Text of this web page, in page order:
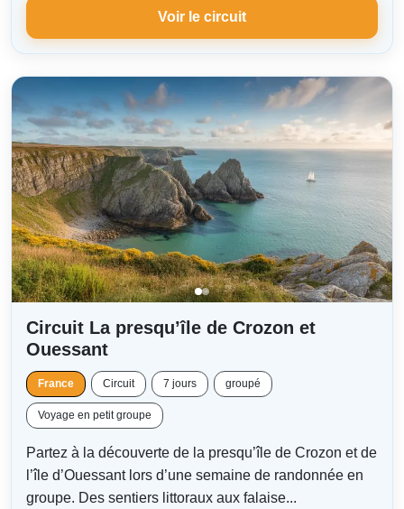
Voir le circuit
Circuit La presqu’île de Crozon et
Ouessant
France Circuit 7 jours groupé
Voyage en petit groupe
Partez à la découverte de la presqu’île de Crozon et de
l’île d’Ouessant lors d’une semaine de randonnée en
groupe. Des sentiers littoraux aux falaise...